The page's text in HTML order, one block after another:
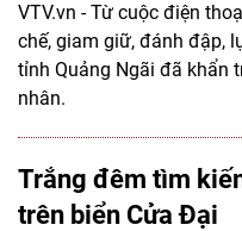
VTV.vn - Từ cuộc điện
chế, giam giữ, đánh đập,
tỉnh Quảng Ngãi đã khẩn
nhân.
Trắng đêm tìm
trên biển Cửa Đại